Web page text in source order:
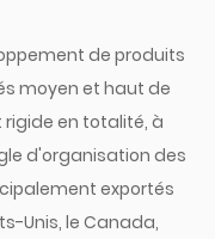
de produits
moyen et haut de
rigide en totalité, à
d'organisation des
exportés
Unis, le Canada,